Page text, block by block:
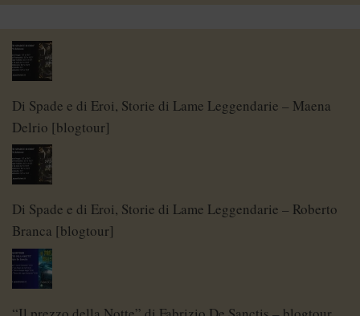
Di Spade e di Eroi, Storie di Lame Leggendarie – Maena
Delrio [blogtour]
Di Spade e di Eroi, Storie di Lame Leggendarie – Roberto
Branca [blogtour]